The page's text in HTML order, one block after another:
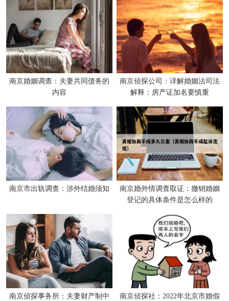
南京婚姻调查：夫妻共同债务的
内容
南京侦探公司：详解婚姻法司法
解释：房产证加名要慎重
南京市出轨调查：涉外结婚须知
南京婚外情调查取证：撤销婚姻
登记的具体条件是怎么样的
南京侦探事务所：夫妻财产制中
南京侦探社：2022年北京市婚假